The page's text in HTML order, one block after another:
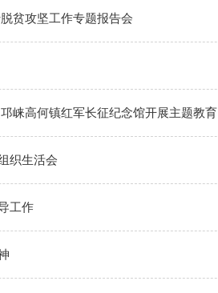
贫攻坚工作专题报告会
崃高何镇红军长征纪念馆开展主题教育
织生活会
工作